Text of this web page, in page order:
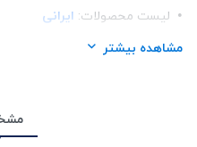
لیست محصولات: ایرانی
برند:امیران پلیمر
مشاهده بیشتر